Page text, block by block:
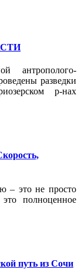
антрополого-
разведки
р-нах
– это не просто
полноценное
путь из Сочи